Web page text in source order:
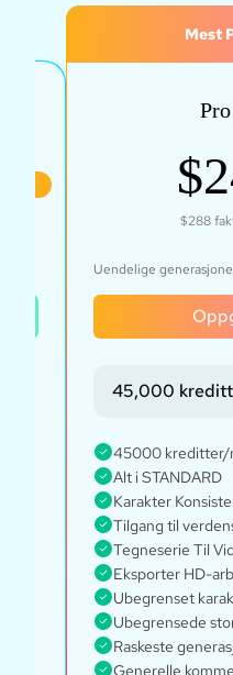
Mest
$288
Uendelige
45,000
45000 kreditter/
Alt i STANDARD
Karakter
Tilgang til
Tegneserie Til
Eksporter HD-
Ubegrenset
Ubegrensede
Raskeste
Generelle